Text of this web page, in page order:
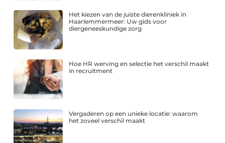
Het kiezen van de juiste dierenkliniek in
Haarlemmermeer: Uw gids voor
diergeneeskundige zorg
Hoe HR werving en selectie het verschil maakt
in recruitment
Vergaderen op een unieke locatie: waarom
het zoveel verschil maakt